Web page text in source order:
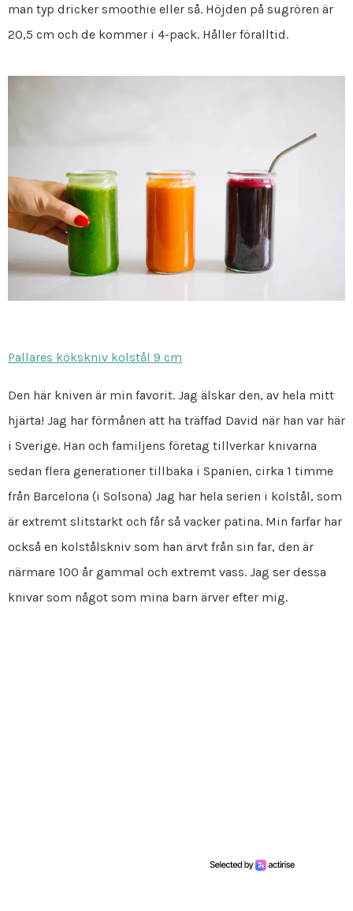
man typ dricker smoothie eller så. Höjden på sugrören är
20,5 cm och de kommer i 4-pack. Håller föralltid.
Pallares kökskniv kolstål 9 cm
Den här kniven är min favorit. Jag älskar den, av hela mitt
hjärta! Jag har förmånen att ha träffad David när han var här
i Sverige. Han och familjens företag tillverkar knivarna
sedan flera generationer tillbaka i Spanien, cirka 1 timme
från Barcelona (i Solsona) Jag har hela serien i kolstål, som
är extremt slitstarkt och får så vacker patina. Min farfar har
också en kolstålskniv som han ärvt från sin far, den är
närmare 100 år gammal och extremt vass. Jag ser dessa
knivar som något som mina barn ärver efter mig.